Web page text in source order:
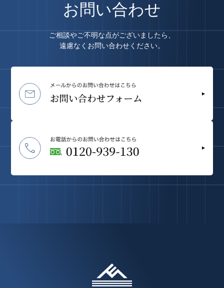
お問い合わせ
ご相談やご不明な点がございましたら、
遠慮なくお問い合わせください。